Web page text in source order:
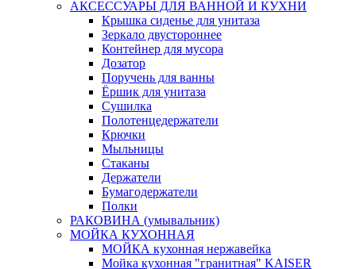
АКСЕССУАРЫ ДЛЯ ВАННОЙ И КУХНИ
Крышка сиденье для унитаза
Зеркало двустороннее
Контейнер для мусора
Дозатор
Поручень для ванны
Ёршик для унитаза
Сушилка
Полотенцедержатели
Крючки
Мыльницы
Стаканы
Держатели
Бумагодержатели
Полки
РАКОВИНА (умывальник)
МОЙКА КУХОННАЯ
МОЙКА кухонная нержавейка
Мойка кухонная "гранитная" KAISER